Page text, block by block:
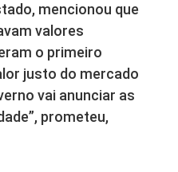
mencionou que
valores
o primeiro
justo do mercado
vai anunciar as
prometeu,